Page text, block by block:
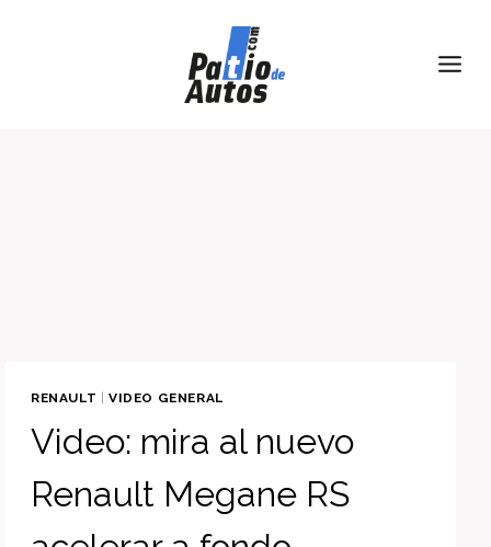
RENAULT VIDEO GENERAL
Video: mira al nuevo
Renault Megane RS